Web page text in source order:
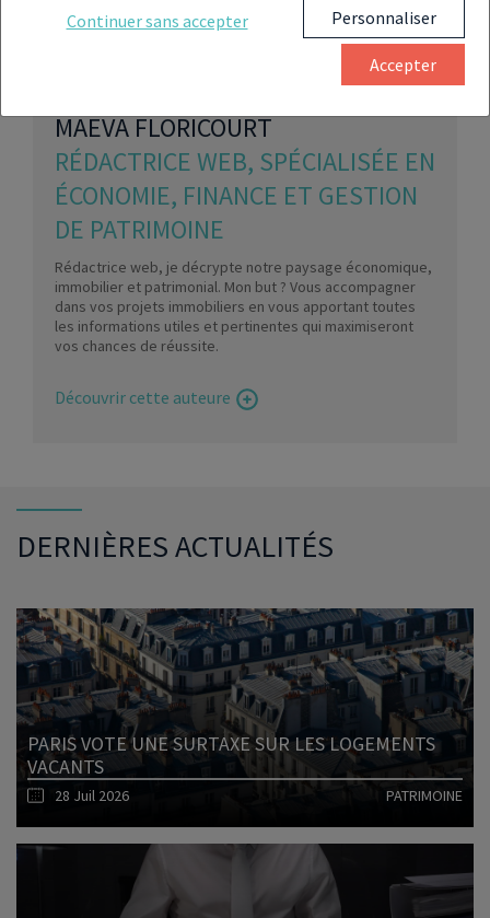
MAEVA FLORICOURT
RÉDACTRICE WEB, SPÉCIALISÉE EN
ÉCONOMIE, FINANCE ET GESTION
DE PATRIMOINE
Rédactrice web, je décrypte notre paysage économique,
immobilier et patrimonial. Mon but ? Vous accompagner
dans vos projets immobiliers en vous apportant toutes
les informations utiles et pertinentes qui maximiseront
vos chances de réussite.
Découvrir cette auteure
DERNIÈRES ACTUALITÉS
PARIS VOTE UNE SURTAXE SUR LES LOGEMENTS
VACANTS
28 Juil 2026 PATRIMOINE
Continuer sans accepter Personnaliser
Accepter